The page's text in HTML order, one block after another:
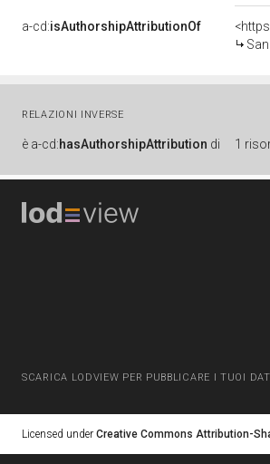
a-cd:isAuthorshipAttributionOf
RELAZIONI INVERSE
è a-cd:hasAuthorshipAttribution di 1
SCARICA LODVIEW PER PUBBLICARE I TUOI
Licensed under Creative Commons Attribution-